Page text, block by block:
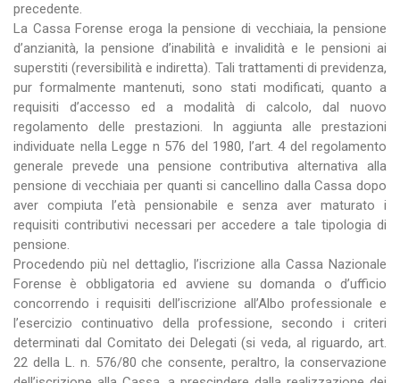
precedente.
La Cassa Forense eroga la pensione di vecchiaia, la pensione
d’anzianità, la pensione d’inabilità e invalidità e le pensioni ai
superstiti (reversibilità e indiretta). Tali trattamenti di previdenza,
pur formalmente mantenuti, sono stati modificati, quanto a
requisiti d’accesso ed a modalità di calcolo, dal nuovo
regolamento delle prestazioni. In aggiunta alle prestazioni
individuate nella Legge n 576 del 1980, l’art. 4 del regolamento
generale prevede una pensione contributiva alternativa alla
pensione di vecchiaia per quanti si cancellino dalla Cassa dopo
aver compiuta l’età pensionabile e senza aver maturato i
requisiti contributivi necessari per accedere a tale tipologia di
pensione.
Procedendo più nel dettaglio, l’iscrizione alla Cassa Nazionale
Forense è obbligatoria ed avviene su domanda o d’ufficio
concorrendo i requisiti dell’iscrizione all’Albo professionale e
l’esercizio continuativo della professione, secondo i criteri
determinati dal Comitato dei Delegati (si veda, al riguardo, art.
22 della L. n. 576/80 che consente, peraltro, la conservazione